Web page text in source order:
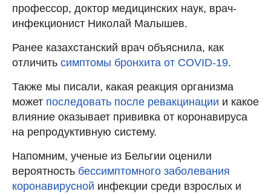
профессор, доктор медицинских наук, врач-
инфекционист Николай Малышев.
Ранее казахстанский врач объяснила, как
отличить симптомы бронхита от COVID-19.
Также мы писали, какая реакция организма
может последовать после ревакцинации и какое
влияние оказывает прививка от коронавируса
на репродуктивную систему.
Напомним, ученые из Бельгии оценили
вероятность бессимптомного заболевания
коронавирусной инфекции среди взрослых и